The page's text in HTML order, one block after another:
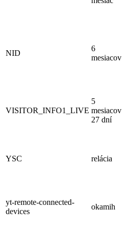
NID
6
mesiacov
VISITOR_INFO1_LIVE
5
mesiacov
27 dní
YSC relácia
yt-remote-connected-
devices
okamih